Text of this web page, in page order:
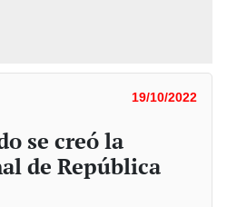
19/10/2022
se creó la
de República